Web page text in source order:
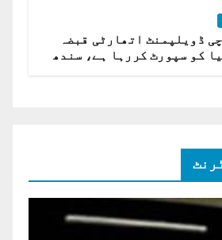
ڈویلپمنٹ اتھارٹی قبضہ
کو سپورٹ کررہا ہے، سندھ